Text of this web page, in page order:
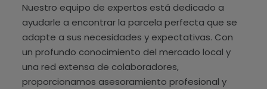
Nuestro equipo de expertos está dedicado a
ayudarle a encontrar la parcela perfecta que se
adapte a sus necesidades y expectativas. Con
un profundo conocimiento del mercado local y
una red extensa de colaboradores,
proporcionamos asesoramiento profesional y